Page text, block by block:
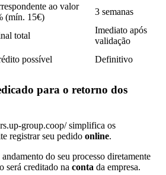
ao valor
(mín. 15€)
3 semanas
total
Imediato após
validação
possível Definitivo
para o retorno dos
group.coop/ simplifica os
registrar seu pedido online.
do seu processo diretamente
será creditado na conta da empresa.